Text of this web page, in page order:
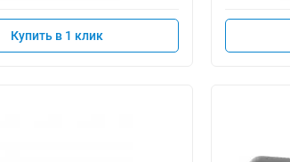
Купить в 1 клик